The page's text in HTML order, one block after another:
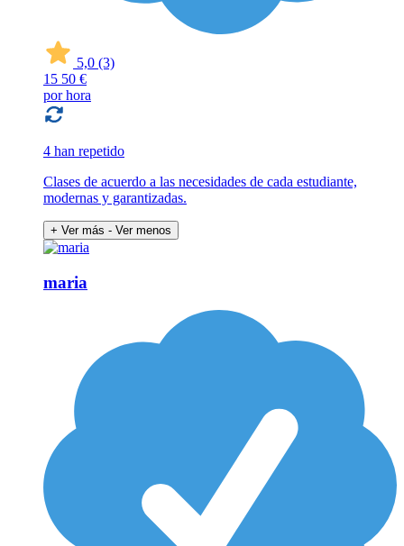
5,0 (3)
15 50 €
por hora
4 han repetido
Clases de acuerdo a las necesidades de cada estudiante,
modernas y garantizadas.
+ Ver más - Ver menos
maria